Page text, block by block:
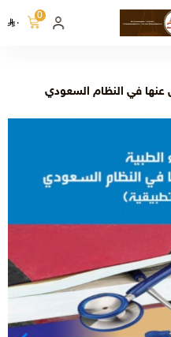
0
٠
عنها في النظام السعودي